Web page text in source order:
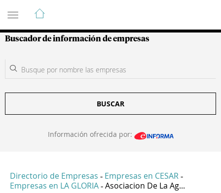
Guía de Empresas Colombianas
Buscador de información de empresas
BUSCAR
Información ofrecida por:
Directorio de Empresas - Empresas en CESAR -
Empresas en LA GLORIA - Asociacion De La Ag...